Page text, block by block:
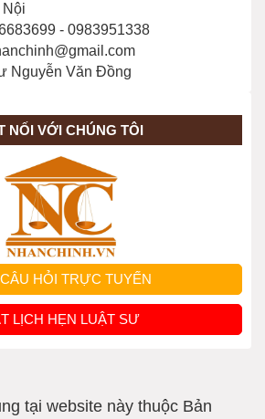
đền bù ra sao khi xây mới nhà
tục cấp đổi sổ đỏ được thực hiện
tục chuyển đổi mục đích sử dụng
Sổ đỏ cho đất sử dụng trước 01-
nhưng không có giấy tờ
kiện chuyển đổi mục đích sử
- 0983951338
Nguyễn Văn Đồng
NỐI VỚI CHÚNG TÔI
HỎI TRỰC TUYẾN
LỊCH HẸN LUẬT SƯ
tại website này thuộc Bản